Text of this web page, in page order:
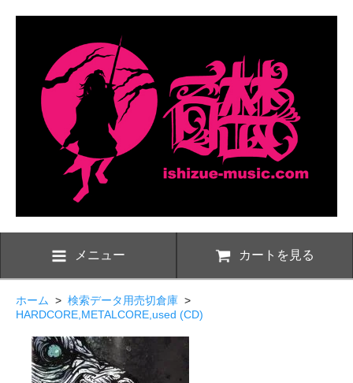
メニュー カートを見る
ホーム > 検索データ用売切倉庫 >
HARDCORE,METALCORE,used (CD)